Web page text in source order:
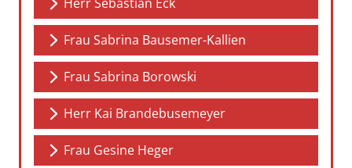
Frau Sabrina Bausemer-Kallien
Frau Sabrina Borowski
Herr Kai Brandebusemeyer
Frau Gesine Heger